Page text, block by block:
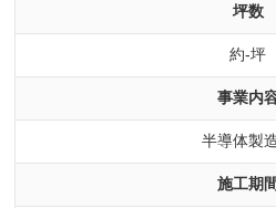
坪数
約-坪
事業内
半導体製
施工期